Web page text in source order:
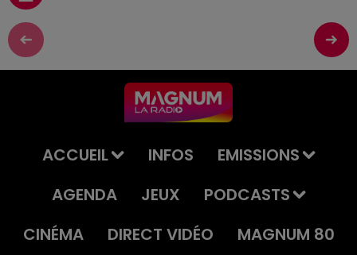
ACCUEIL INFOS
EMISSIONS
AGENDA
JEUX
PODCASTS
CINÉMA
DIRECT VIDÉO MAGNUM 80